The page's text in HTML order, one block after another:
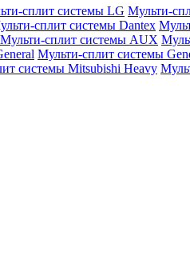
сплит системы LG Мульти-
сплит системы Dantex
Мульти-сплит системы AUX
Мульти-сплит системы
системы Mitsubishi Heavy